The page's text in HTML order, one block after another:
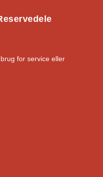
for service eller